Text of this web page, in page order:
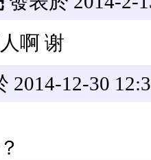
啊 谢
2014-12-30